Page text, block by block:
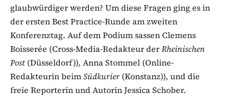
glaubwürdiger werden? Um diese Fragen ging es in
der ersten Best Practice-Runde am zweiten
Konferenztag. Auf dem Podium sassen Clemens
Boisserée (Cross-Media-Redakteur derRheinischen
Post (Düsseldorf)), Anna Stommel (Online-
Redakteurin beimSüdkurier (Konstanz)), und die
freie Reporterin und Autorin Jessica Schober.